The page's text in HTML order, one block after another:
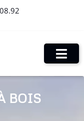
BOIS